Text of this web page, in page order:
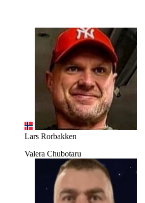
Lars Rorbakken
Valera Chubotaru